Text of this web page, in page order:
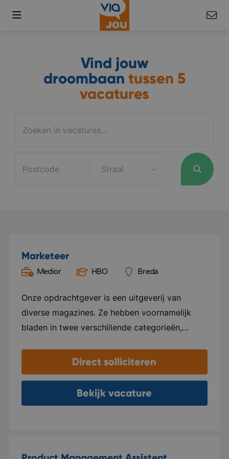
Vind jouw
droombaan tussen 5
vacatures
Marketeer
Medior HBO Breda
Onze opdrachtgever is een uitgeverij van
diverse magazines. Ze hebben voornamelijk
bladen in twee verschillende categorieën,
hier alles voor, van ontwerp tot marketing en
distributie. Elk blad beschikt over een eigen
website en social media kanalen. Naast het
uitgeven van tijdschriften, ondersteunen ze ook
Direct solliciteren
Bekijk vacature